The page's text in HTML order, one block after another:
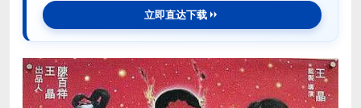
立即直达下载